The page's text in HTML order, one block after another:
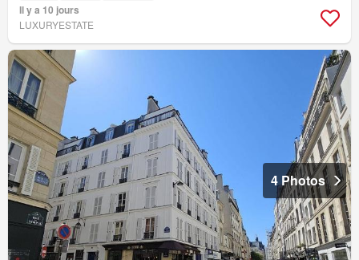
Il y a 10 jours
LUXURYESTATE
4 Photos